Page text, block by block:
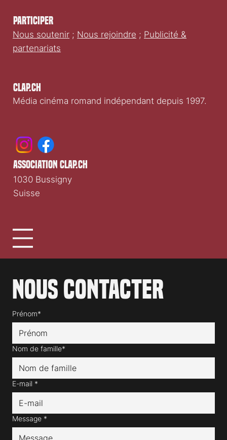
Clap.ch
Média cinéma romand indépendant depuis 1997.
Participer
Nous soutenir ; Nous rejoindre ; Publicité &
partenariats
Nous contacter
Prénom*
Nom de famille*
E-mail *
Message *
association clap.ch
1030 Bussigny
Suisse